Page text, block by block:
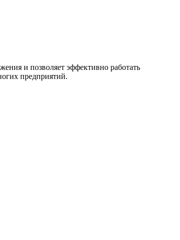
и позволяет эффективно работать
предприятий.